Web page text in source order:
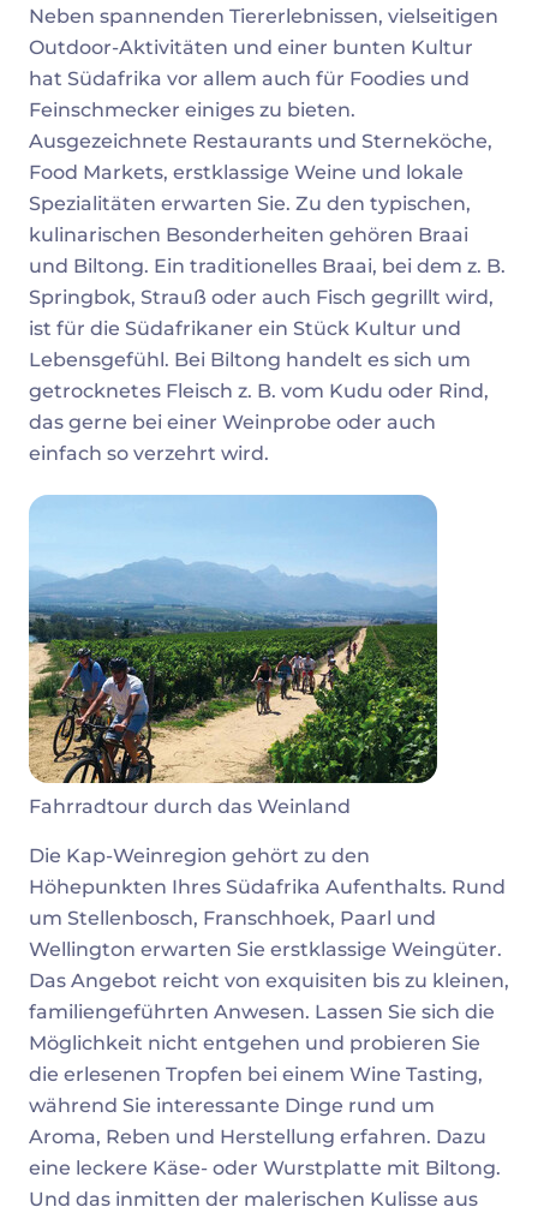
Neben spannenden Tiererlebnissen, vielseitigen
Outdoor-Aktivitäten und einer bunten Kultur
hat Südafrika vor allem auch für Foodies und
Feinschmecker einiges zu bieten.
Ausgezeichnete Restaurants und Sterneköche,
Food Markets, erstklassige Weine und lokale
Spezialitäten erwarten Sie. Zu den typischen,
kulinarischen Besonderheiten gehören Braai
und Biltong. Ein traditionelles Braai, bei dem z. B.
Springbok, Strauß oder auch Fisch gegrillt wird,
ist für die Südafrikaner ein Stück Kultur und
Lebensgefühl. Bei Biltong handelt es sich um
getrocknetes Fleisch z. B. vom Kudu oder Rind,
das gerne bei einer Weinprobe oder auch
einfach so verzehrt wird.
Fahrradtour durch das Weinland
Die Kap-Weinregion gehört zu den
Höhepunkten Ihres Südafrika Aufenthalts. Rund
um Stellenbosch, Franschhoek, Paarl und
Wellington erwarten Sie erstklassige Weingüter.
Das Angebot reicht von exquisiten bis zu kleinen,
familiengeführten Anwesen. Lassen Sie sich die
Möglichkeit nicht entgehen und probieren Sie
die erlesenen Tropfen bei einem Wine Tasting,
während Sie interessante Dinge rund um
Aroma, Reben und Herstellung erfahren. Dazu
eine leckere Käse- oder Wurstplatte mit Biltong.
Und das inmitten der malerischen Kulisse aus